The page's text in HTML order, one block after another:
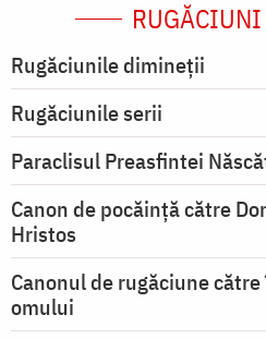
Rugăciunile dimineții
Rugăciunile serii
Paraclisul Preasfintei
Canon de pocăință către
Hristos
Canonul de rugăciune
omului